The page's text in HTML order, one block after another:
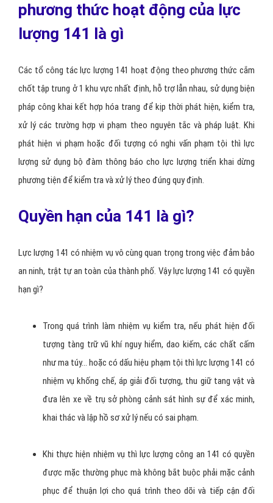
phương thức hoạt động của lực
lượng 141 là gì
Các tổ công tác lực lượng 141 hoạt động theo phương thức cắm
chốt tập trung ở 1 khu vực nhất định, hỗ trợ lẫn nhau, sử dụng biện
pháp công khai kết hợp hóa trang để kịp thời phát hiện, kiểm tra,
xử lý các trường hợp vi phạm theo nguyên tắc và pháp luật. Khi
phát hiện vi phạm hoặc đối tượng có nghi vấn phạm tội thì lực
lượng sử dụng bộ đàm thông báo cho lực lượng triển khai dừng
phương tiện để kiểm tra và xử lý theo đúng quy định.
Quyền hạn của 141 là gì?
Lực lượng 141 có nhiệm vụ vô cùng quan trọng trong việc đảm bảo
an ninh, trật tự an toàn của thành phố. Vậy lực lượng 141 có quyền
hạn gì?
Trong quá trình làm nhiệm vụ kiểm tra, nếu phát hiện đối
tượng tàng trữ vũ khí nguy hiểm, dao kiếm, các chất cấm
như ma túy… hoặc có dấu hiệu phạm tội thì lực lượng 141 có
nhiệm vụ khống chế, áp giải đối tượng, thu giữ tang vật và
đưa lên xe về trụ sở phòng cảnh sát hình sự để xác minh,
khai thác và lập hồ sơ xử lý nếu có sai phạm.
Khi thực hiện nhiệm vụ thì lực lượng công an 141 có quyền
được mặc thường phục mà không bắt buộc phải mặc cảnh
phục để thuận lợi cho quá trình theo dõi và tiếp cận đối